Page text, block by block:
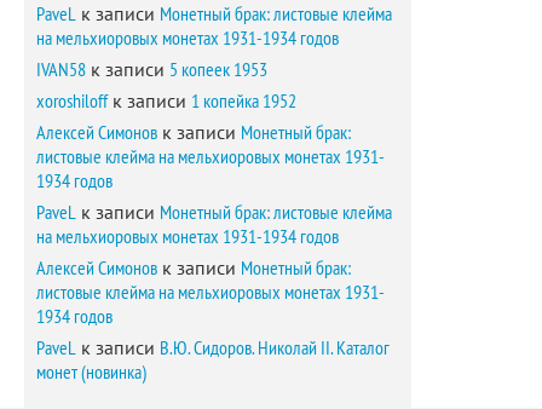
PaveL к записи Монетный брак: листовые клейма
на мельхиоровых монетах 1931-1934 годов
IVAN58 к записи 5 копеек 1953
xoroshiloffк записи 1 копейка 1952
Алексей Симонов к записи Монетный брак:
листовые клейма на мельхиоровых монетах 1931-
1934 годов
PaveL к записи Монетный брак: листовые клейма
на мельхиоровых монетах 1931-1934 годов
Алексей Симонов к записи Монетный брак:
листовые клейма на мельхиоровых монетах 1931-
1934 годов
PaveL к записи В.Ю. Сидоров. Николай II. Каталог
монет (новинка)